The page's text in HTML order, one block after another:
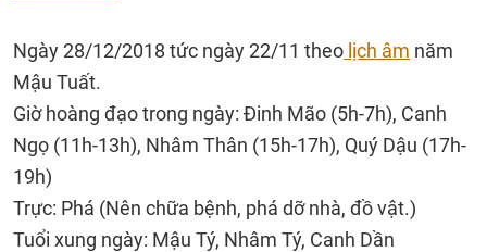
Ngày 28/12/2018 tức ngày 22/11 theo lịch âm năm
Mậu Tuất.
Giờ hoàng đạo trong ngày: Đinh Mão (5h-7h), Canh
Ngọ (11h-13h), Nhâm Thân (15h-17h), Quý Dậu (17h-
19h)
Trực: Phá (Nên chữa bệnh, phá dỡ nhà, đồ vật.)
Tuổi xung ngày: Mậu Tý, Nhâm Tý, Canh Dần